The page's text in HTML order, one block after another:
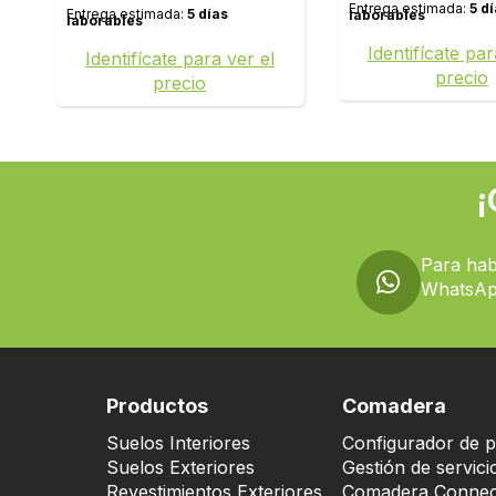
Entrega estimada: 5 días
laborables
Identifícate para ver el
precio
Entrega estimada: 5
laborables
Identifícate
precio
Para
Productos
Suelos Interiores
Suelos Exteriores
Revestimientos Exteriores
Comadera
Configurador de
Gestión de
Comadera